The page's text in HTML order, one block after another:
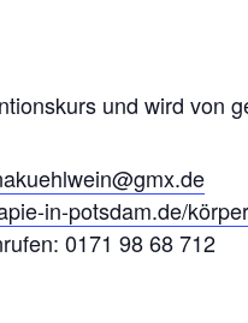
und wird von
in-potsdam.de/
0171 98 68 712